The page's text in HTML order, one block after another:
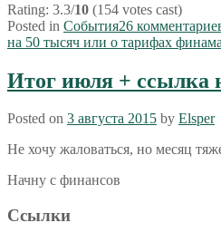
Rating: 3.3/10 (154 votes cast)
Posted in События26
на 50 тысяч или о тарифах
Итог июля + ссылка
Posted on 3 августа 2015 by Elsper
Не хочу жаловаться, но месяц
Начну с финансов
Ссылки